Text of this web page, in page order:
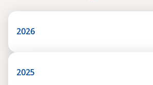
2026
2025